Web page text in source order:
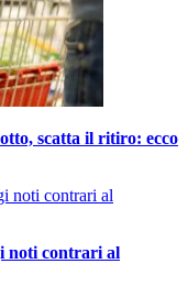
scatta il ritiro: ecco
noti contrari al